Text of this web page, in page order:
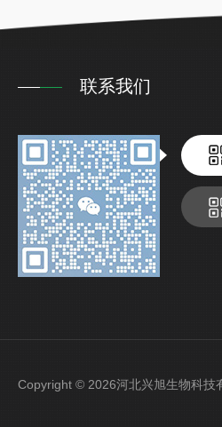
联系我们
Copyright © 2026河北兴旭生物科